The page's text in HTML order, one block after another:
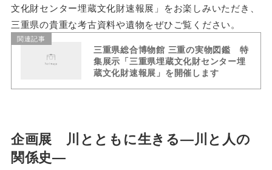
文化財センター埋蔵文化財速報展」をお楽しみいただき、
三重県の貴重な考古資料や遺物をぜひご覧ください。
関連記事
三重県総合博物館 三重の実物図鑑 特
集展示「三重県埋蔵文化財センター埋
蔵文化財速報展」を開催します
企画展 川とともに生きる―川と人の
関係史―